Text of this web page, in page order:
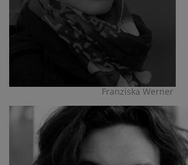
Franziska Werner